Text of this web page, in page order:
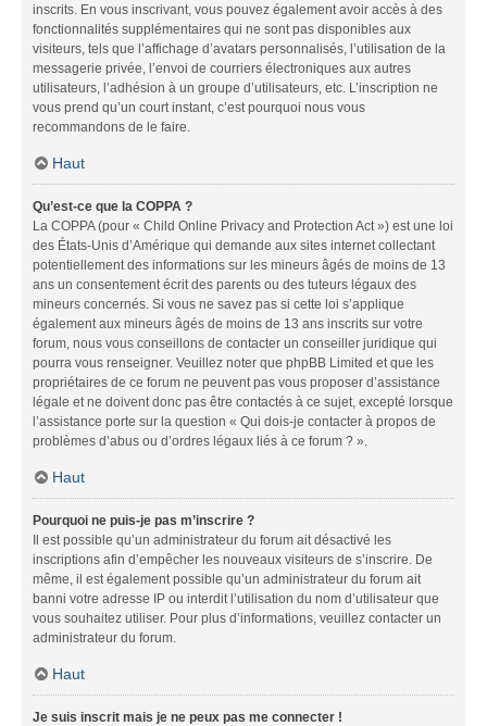
inscrits. En vous inscrivant, vous pouvez également avoir accès à des
fonctionnalités supplémentaires qui ne sont pas disponibles aux
visiteurs, tels que l’affichage d’avatars personnalisés, l’utilisation de la
messagerie privée, l’envoi de courriers électroniques aux autres
utilisateurs, l’adhésion à un groupe d’utilisateurs, etc. L’inscription ne
vous prend qu’un court instant, c’est pourquoi nous vous
recommandons de le faire.
Haut
Qu’est-ce que la COPPA ?
La COPPA (pour « Child Online Privacy and Protection Act ») est une loi
des États-Unis d’Amérique qui demande aux sites internet collectant
potentiellement des informations sur les mineurs âgés de moins de 13
ans un consentement écrit des parents ou des tuteurs légaux des
mineurs concernés. Si vous ne savez pas si cette loi s’applique
également aux mineurs âgés de moins de 13 ans inscrits sur votre
forum, nous vous conseillons de contacter un conseiller juridique qui
pourra vous renseigner. Veuillez noter que phpBB Limited et que les
propriétaires de ce forum ne peuvent pas vous proposer d’assistance
légale et ne doivent donc pas être contactés à ce sujet, excepté lorsque
l’assistance porte sur la question « Qui dois-je contacter à propos de
problèmes d’abus ou d’ordres légaux liés à ce forum ? ».
Haut
Pourquoi ne puis-je pas m’inscrire ?
Il est possible qu’un administrateur du forum ait désactivé les
inscriptions afin d’empêcher les nouveaux visiteurs de s’inscrire. De
même, il est également possible qu’un administrateur du forum ait
banni votre adresse IP ou interdit l’utilisation du nom d’utilisateur que
vous souhaitez utiliser. Pour plus d’informations, veuillez contacter un
administrateur du forum.
Haut
Je suis inscrit mais je ne peux pas me connecter !